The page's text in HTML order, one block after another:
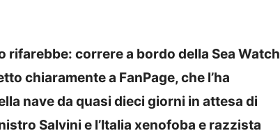
rifarebbe: correre a bordo della Sea Watch
chiaramente a FanPage, che l’ha
nave da quasi dieci giorni in attesa di
Salvini e l’Italia xenofoba e razzista